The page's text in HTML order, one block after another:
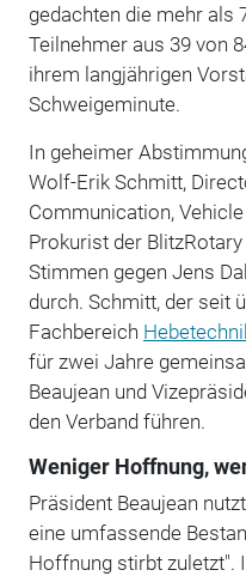
gedachten die mehr als
Teilnehmer aus 39 von
ihrem langjährigen
Schweigeminute.
In geheimer
Wolf-Erik Schmitt,
Communication,
Prokurist der
Stimmen gegen Jens
durch. Schmitt, der seit
Fachbereich
für zwei Jahre
Beaujean und
den Verband führen.
Weniger Hoffnung,
Präsident Beaujean
eine umfassende
Hoffnung stirbt zuletzt".